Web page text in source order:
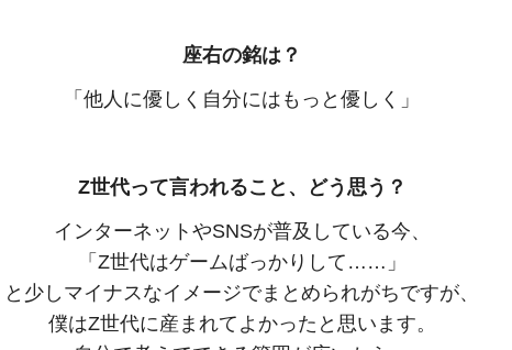
座右の銘は？
「他人に優しく自分にはもっと優しく」
Z世代って言われること、どう思う？
インターネットやSNSが普及している今、
「Z世代はゲームばっかりして……」
と少しマイナスなイメージでまとめられがちですが、
僕はZ世代に産まれてよかったと思います。